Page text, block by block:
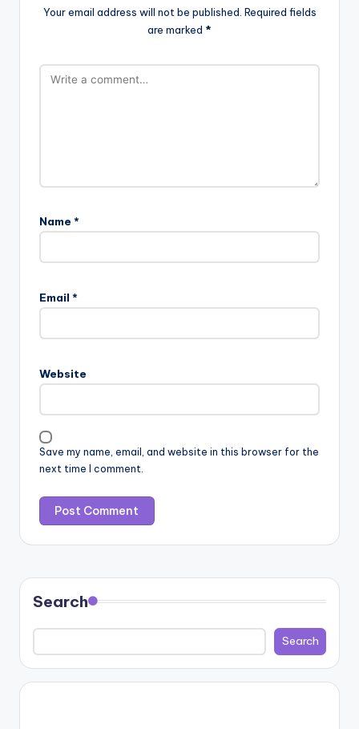
Your email address will not be published. Required fields
are marked *
Name *
Email *
Website
Save my name, email, and website in this browser for the
next time I comment.
Search
Search